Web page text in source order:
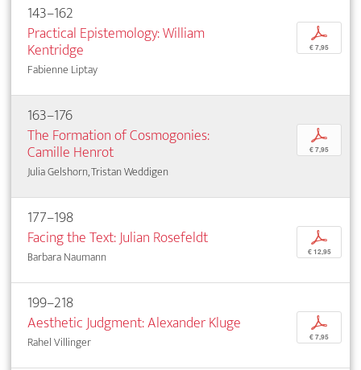
143–162
Practical Epistemology: William
Kentridge
Fabienne Liptay
p
€ 7,95
163–176
The Formation of Cosmogonies:
Camille Henrot
Julia Gelshorn, Tristan Weddigen
p
€ 7,95
177–198
Facing the Text: Julian Rosefeldt
Barbara Naumann
p
€ 12,95
199–218
Aesthetic Judgment: Alexander Kluge
Rahel Villinger
p
€ 7,95